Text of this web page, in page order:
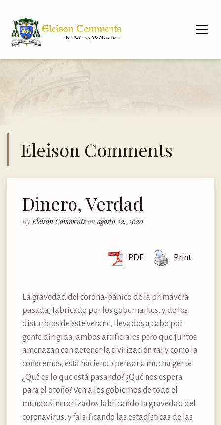
Eleison Comments
Dinero, Verdad
By Eleison Comments on agosto 22, 2020
PDF Print
La gravedad del corona-pánico de la primavera
pasada, fabricado por los gobernantes, y de los
disturbios de este verano, llevados a cabo por
gente dirigida, ambos artificiales pero que juntos
amenazan con detener la civilización tal y como la
conocemos, está haciendo pensar a mucha gente.
¿Qué es lo que está pasando? ¿Qué nos espera
para el otoño? Ven a los gobiernos de todo el
mundo sincronizados fabricando la gravedad del
coronavirus, y falsificando las estadísticas de las